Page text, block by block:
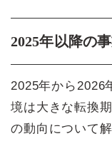
2025年以降の
2025年から2026
境は大きな転換
の動向について解